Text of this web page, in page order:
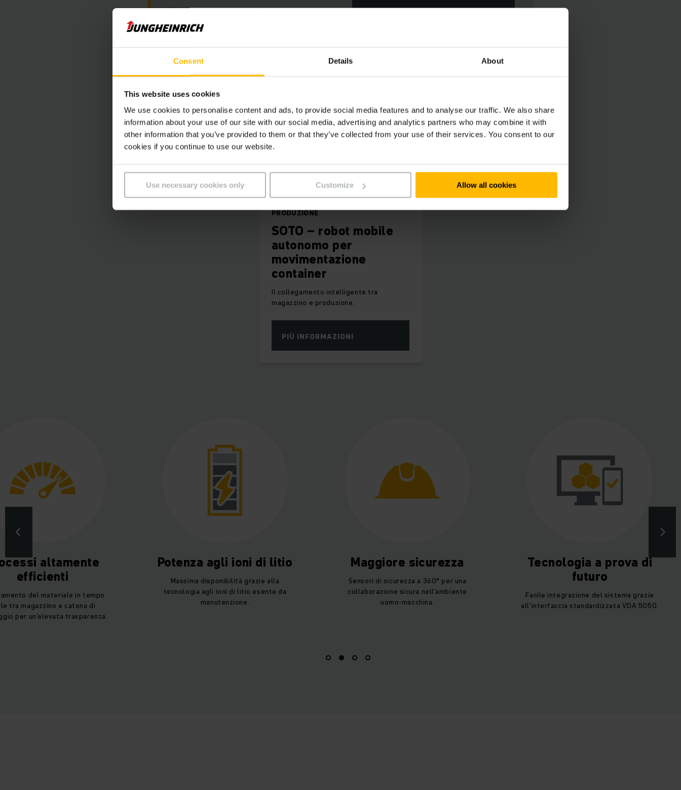
Consent Details About
This website uses cookies
We use cookies to personalise content and ads, to provide social media features and to analyse our traffic. We also share
information about your use of our site with our social media, advertising and analytics partners who may combine it with
other information that you’ve provided to them or that they’ve collected from your use of their services. You consent to our
cookies if you continue to use our website.
Use necessary cookies only Customize Allow all cookies
Si prega di accettare i cookie "marketing" per
visualizzare questo contenuto.
PRODUZIONE
SOTO – robot mobile
autonomo per
movimentazione
container
Il collegamento intelligente tra
magazzino e produzione.
PIÙ INFORMAZIONI
altamente
efficienti
del materiale in tempo
tra magazzino e catena di
per un'elevata trasparenza.
Potenza agli ioni di litio
Massima disponibilità grazie alla
tecnologia agli ioni di litio esente da
manutenzione.
Maggiore sicurezza
Sensori di sicurezza a 360° per una
collaborazione sicura nell'ambiente
uomo-macchina.
Tecnologia a prova di
futuro
Facile integrazione del sistema grazie
all'interfaccia standardizzata VDA 5050.